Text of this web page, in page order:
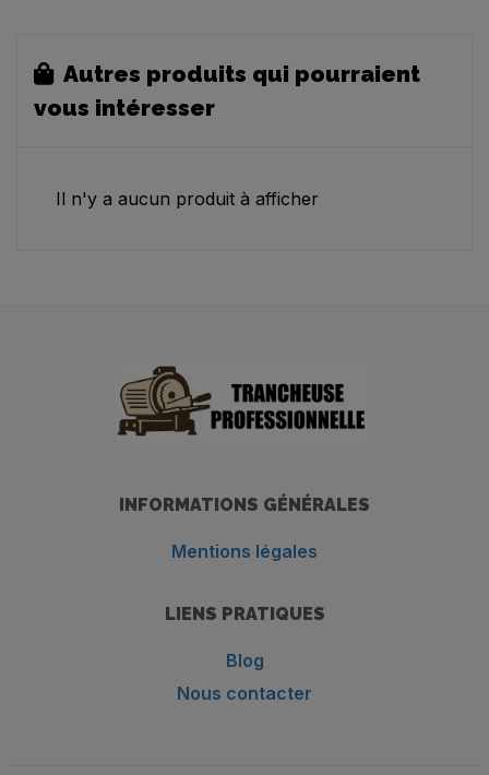
Autres produits qui pourraient
vous intéresser
Il n'y a aucun produit à afficher
INFORMATIONS GÉNÉRALES
Mentions légales
LIENS PRATIQUES
Blog
Nous contacter